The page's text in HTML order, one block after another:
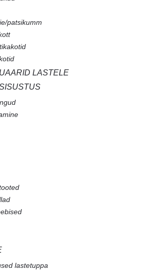
patsikumm
LASTELE
lastetuppa